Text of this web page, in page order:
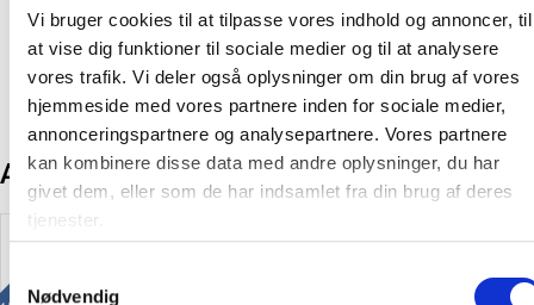
Vi bruger cookies til at tilpasse vores indhold og annoncer, til
at vise dig funktioner til sociale medier og til at analysere
vores trafik. Vi deler også oplysninger om din brug af vores
hjemmeside med vores partnere inden for sociale medier,
annonceringspartnere og analysepartnere. Vores partnere
kan kombinere disse data med andre oplysninger, du har
givet dem, eller som de har indsamlet fra din brug af deres
tjenester.
Nødvendig
Producent: Trodat
Andre kunder købte også
mere og spar Køb mere og spar